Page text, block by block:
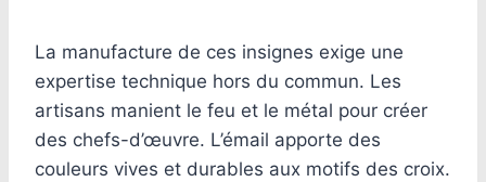
La manufacture de ces insignes exige une
expertise technique hors du commun. Les
artisans manient le feu et le métal pour créer
des chefs-d’œuvre. L’émail apporte des
couleurs vives et durables aux motifs des croix.